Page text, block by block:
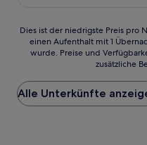
Dies
der
Preis
pro
Nacht,
Dies ist der niedrigste Preis pro
einen Aufenthalt mit 1
wurde. Preise und
zusätzliche
Alle Unterkünfte